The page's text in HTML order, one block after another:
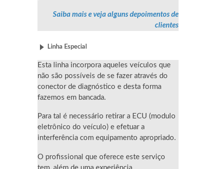
Saiba mais e veja alguns depoimentos de
clientes
Linha Especial
Esta linha incorpora aqueles veículos que
não são possíveis de se fazer através do
conector de diagnóstico e desta forma
fazemos em bancada.
Para tal é necessário retirar a ECU (modulo
eletrônico do veículo) e efetuar a
interferência com equipamento apropriado.
O profissional que oferece este serviço